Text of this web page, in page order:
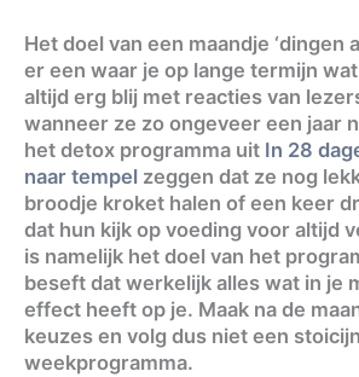
Het doel van een maandje ‘dingen
er een waar je op lange termijn
altijd erg blij met reacties van
wanneer ze zo ongeveer een jaar
het detox programma uit In 28
naar tempel zeggen dat ze nog
broodje kroket halen of een keer
dat hun kijk op voeding voor altijd
is namelijk het doel van het
beseft dat werkelijk alles wat in je
effect heeft op je. Maak na de
keuzes en volg dus niet een
weekprogramma.